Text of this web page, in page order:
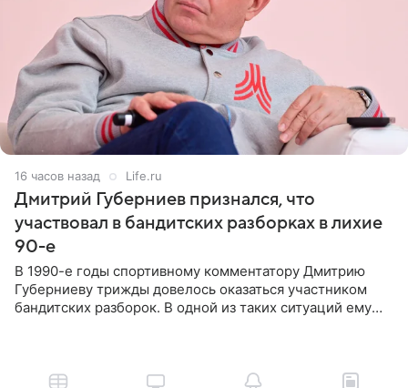
16 часов назад Life.ru
Дмитрий Губерниев признался, что
участвовал в бандитских разборках в лихие
90-е
В 1990-е годы спортивному комментатору Дмитрию
Губерниеву трижды довелось оказаться участником
бандитских разборок. В одной из таких ситуаций ему